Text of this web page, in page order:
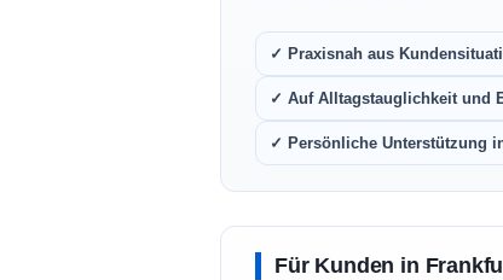
✓ Praxisnah aus
✓ Auf Alltagstauglichkeit und
✓ Persönliche Unterstützung
Für Kunden in